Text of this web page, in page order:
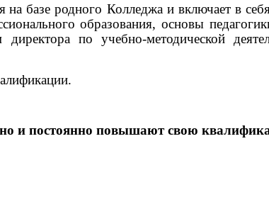
на базе родного Колледжа и включает в
образования, основы
по учебно-методической
но и постоянно повышают свою